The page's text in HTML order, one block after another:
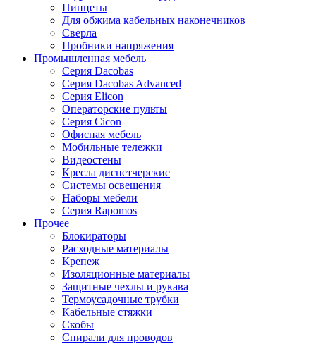
Пинцеты
Для обжима кабельных наконечников
Сверла
Пробники напряжения
Промышленная мебель
Серия Dacobas
Серия Dacobas Advanced
Серия Elicon
Операторские пульты
Серия Cicon
Офисная мебель
Мобильные тележки
Видеостены
Кресла диспетчерские
Системы освещения
Наборы мебели
Серия Rapomos
Прочее
Блокираторы
Расходные материалы
Крепеж
Изоляционные материалы
Защитные чехлы и рукава
Термоусадочные трубки
Кабельные стяжки
Скобы
Спирали для проводов